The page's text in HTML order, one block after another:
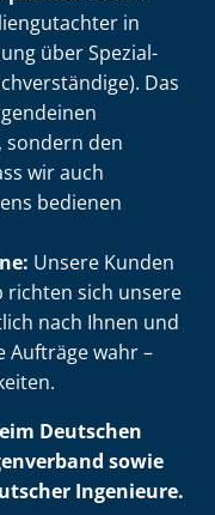
in
über Spe­zi­al­
Das
sondern den
wir auch
bedienen
Unsere Kunden
richten sich unsere
nach Ihnen und
Aufträge wahr –
Deutschen
sowie
Ingenieure.